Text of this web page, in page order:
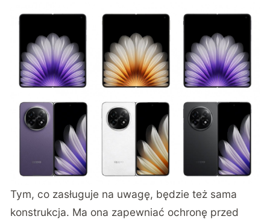
Tym, co zasługuje na uwagę, będzie też sama
konstrukcja. Ma ona zapewniać ochronę przed